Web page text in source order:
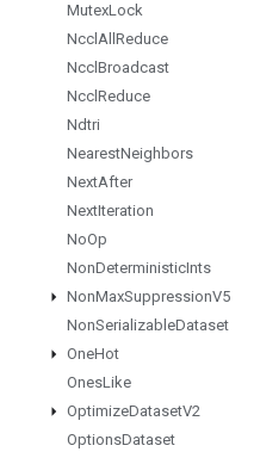
MutexLock
Nccl All Reduce
Nccl Broadcast
Nccl Reduce
Ndtri
NearestNeighbors
NextAfter
NextIteration
NoOp
NonDeterministicInts
NonMaxSuppressionV5
NonSerializableDataset
OneHot
OnesLike
OptimizeDatasetV2
OptionsDataset